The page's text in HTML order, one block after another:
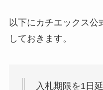
以下にカチエックス
しておきます。
入札期限を1日